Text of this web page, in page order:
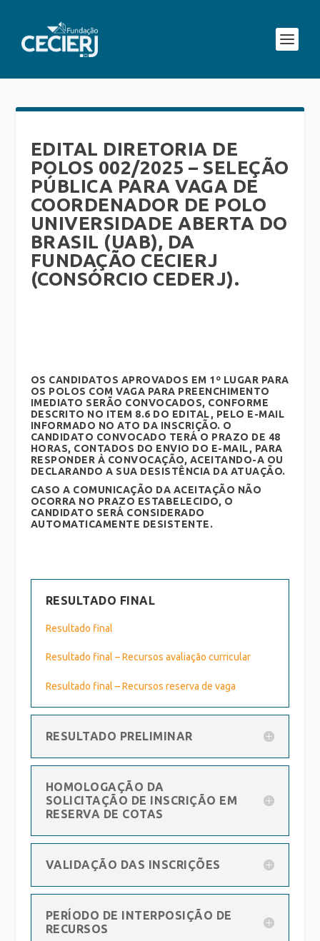
EDITAL DIRETORIA DE
POLOS 002/2025 – SELEÇÃO
PÚBLICA PARA VAGA DE
COORDENADOR DE POLO
UNIVERSIDADE ABERTA DO
BRASIL (UAB), DA
FUNDAÇÃO CECIERJ
(CONSÓRCIO CEDERJ).
OS CANDIDATOS APROVADOS EM 1º LUGAR PARA
OS POLOS COM VAGA PARA PREENCHIMENTO
IMEDIATO SERÃO CONVOCADOS, CONFORME
DESCRITO NO ITEM 8.6 DO EDITAL, PELO E-MAIL
INFORMADO NO ATO DA INSCRIÇÃO. O
CANDIDATO CONVOCADO TERÁ O PRAZO DE 48
HORAS, CONTADOS DO ENVIO DO E-MAIL, PARA
RESPONDER À CONVOCAÇÃO, ACEITANDO-A OU
DECLARANDO A SUA DESISTÊNCIA DA ATUAÇÃO.
CASO A COMUNICAÇÃO DA ACEITAÇÃO NÃO
OCORRA NO PRAZO ESTABELECIDO, O
CANDIDATO SERÁ CONSIDERADO
AUTOMATICAMENTE DESISTENTE.
RESULTADO FINAL
Resultado final
Resultado final – Recursos avaliação curricular
Resultado final – Recursos reserva de vaga
RESULTADO PRELIMINAR
HOMOLOGAÇÃO DA
SOLICITAÇÃO DE INSCRIÇÃO EM
RESERVA DE COTAS
VALIDAÇÃO DAS INSCRIÇÕES
PERÍODO DE INTERPOSIÇÃO DE
RECURSOS